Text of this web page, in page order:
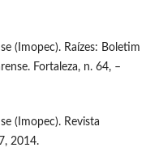
(Imopec). Raízes: Boletim
Fortaleza, n. 64, –
(Imopec). Revista
2014.